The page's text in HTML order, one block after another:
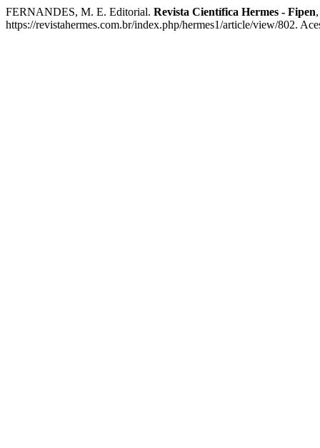
FERNANDES, M. E. Editorial. Revista Científica Hermes - Fipen
https://revistahermes.com.br/index.php/hermes1/article/view/802.